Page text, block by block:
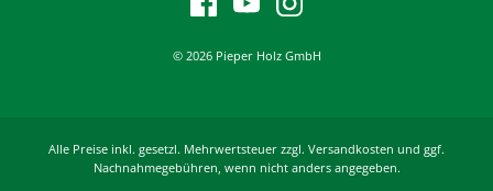
© 2026 Pieper Holz GmbH
Alle Preise inkl. gesetzl. Mehrwertsteuer zzgl. Versandkosten und ggf.
Nachnahmegebühren, wenn nicht anders angegeben.